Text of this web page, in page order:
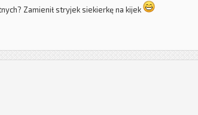
Zamienił stryjek siekierkę na kijek